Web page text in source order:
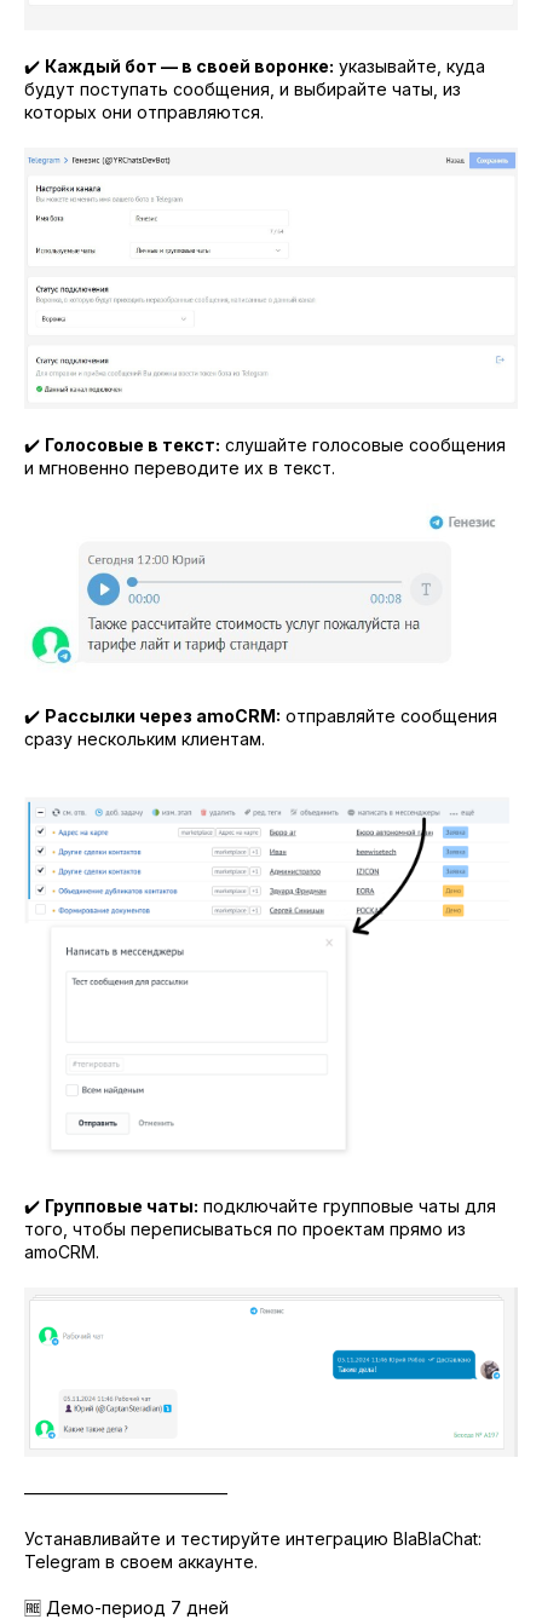
✔️ Каждый бот — в своей воронке: указывайте, куда
будут поступать сообщения, и выбирайте чаты, из
которых они отправляются.
✔️ Голосовые в текст: слушайте голосовые сообщения
и мгновенно переводите их в текст.
✔️ Рассылки через amoCRM: отправляйте сообщения
сразу нескольким клиентам.
✔️ Групповые чаты: подключайте групповые чаты для
того, чтобы переписываться по проектам прямо из
amoCRM.
————————————
Устанавливайте и тестируйте интеграцию BlaBlaChat:
Telegram в своем аккаунте.
🆓 Демо-период 7 дней